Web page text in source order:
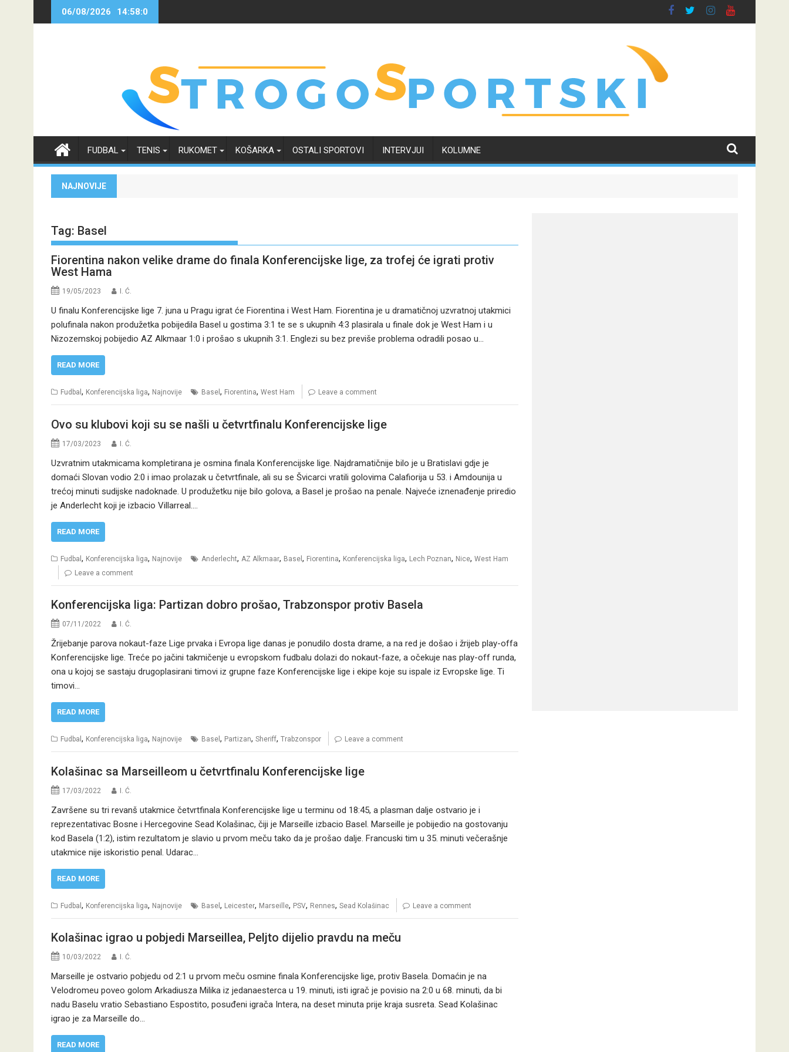
06/08/2026 14:58:0
FUDBAL TENIS RUKOMET KOŠARKA OSTALI SPORTOVI INTERVJUI KOLUMNE
NAJNOVIJE
Tag: Basel
Fiorentina nakon velike drame do finala Konferencijske lige, za trofej će igrati protiv
West Hama
19/05/2023 I. Ć.
U finalu Konferencijske lige 7. juna u Pragu igrat će Fiorentina i West Ham. Fiorentina je u dramatičnoj uzvratnoj utakmici
polufinala nakon produžetka pobijedila Basel u gostima 3:1 te se s ukupnih 4:3 plasirala u finale dok je West Ham i u
Nizozemskoj pobijedio AZ Alkmaar 1:0 i prošao s ukupnih 3:1. Englezi su bez previše problema odradili posao u…
READ MORE
Fudbal , Konferencijska liga, Najnovije Basel , Fiorentina, West Ham Leave a comment
Ovo su klubovi koji su se našli u četvrtfinalu Konferencijske lige
17/03/2023 I. Ć.
Uzvratnim utakmicama kompletirana je osmina finala Konferencijske lige. Najdramatičnije bilo je u Bratislavi gdje je
domaći Slovan vodio 2:0 i imao prolazak u četvrtfinale, ali su se Švicarci vratili golovima Calafiorija u 53. i Amdounija u
trećoj minuti sudijske nadoknade. U produžetku nije bilo golova, a Basel je prošao na penale. Najveće iznenađenje priredio
je Anderlecht koji je izbacio Villarreal.…
READ MORE
Fudbal , Konferencijska liga, Najnovije Anderlecht, AZ Alkmaar, Basel , Fiorentina, Konferencijska liga, Lech Poznan, Nice, West Ham
Leave a comment
Konferencijska liga: Partizan dobro prošao, Trabzonspor protiv Basela
07/11/2022 I. Ć.
Žrijebanje parova nokaut-faze Lige prvaka i Evropa lige danas je ponudilo dosta drame, a na red je došao i žrijeb play-offa
Konferencijske lige. Treće po jačini takmičenje u evropskom fudbalu dolazi do nokaut-faze, a očekuje nas play-off runda,
ona u kojoj se sastaju drugoplasirani timovi iz grupne faze Konferencijske lige i ekipe koje su ispale iz Evropske lige. Ti
timovi…
READ MORE
Fudbal , Konferencijska liga, Najnovije Basel , Partizan, Sheriff, Trabzonspor Leave a comment
Kolašinac sa Marseilleom u četvrtfinalu Konferencijske lige
17/03/2022 I. Ć.
Završene su tri revanš utakmice četvrtfinala Konferencijske lige u terminu od 18:45, a plasman dalje ostvario je i
reprezentativac Bosne i Hercegovine Sead Kolašinac, čiji je Marseille izbacio Basel. Marseille je pobijedio na gostovanju
kod Basela (1:2), istim rezultatom je slavio u prvom meču tako da je prošao dalje. Francuski tim u 35. minuti večerašnje
utakmice nije iskoristio penal. Udarac…
READ MORE
Fudbal , Konferencijska liga, Najnovije Basel , Leicester, Marseille, PSV, Rennes, Sead Kolašinac Leave a comment
Kolašinac igrao u pobjedi Marseillea, Peljto dijelio pravdu na meču
10/03/2022 I. Ć.
Marseille je ostvario pobjedu od 2:1 u prvom meču osmine finala Konferencijske lige, protiv Basela. Domaćin je na
Velodromeu poveo golom Arkadiusza Milika iz jedanaesterca u 19. minuti, isti igrač je povisio na 2:0 u 68. minuti, da bi
nadu Baselu vratio Sebastiano Espostito, posuđeni igrača Intera, na deset minuta prije kraja susreta. Sead Kolašinac
igrao je za Marseille do…
READ MORE